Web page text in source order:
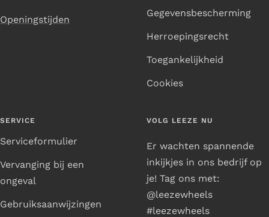
Openingstijden
Gegevensbescherming
Herroepingsrecht
Toegankelijkheid
Cookies
SERVICE
Serviceformulier
Vervanging bij een
ongeval
Gebruiksaanwijzingen
VOLG LEEZE NU
Er wachten spannende
inkijkjes in ons bedrijf op
je! Tag ons met:
@leezewheels
#leezewheels